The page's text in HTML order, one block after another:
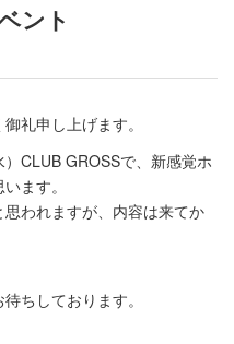
ント
礼申し上げます。
CLUB GROSSで、新感覚ホ
ます。
われますが、内容は来てか
ちしております。